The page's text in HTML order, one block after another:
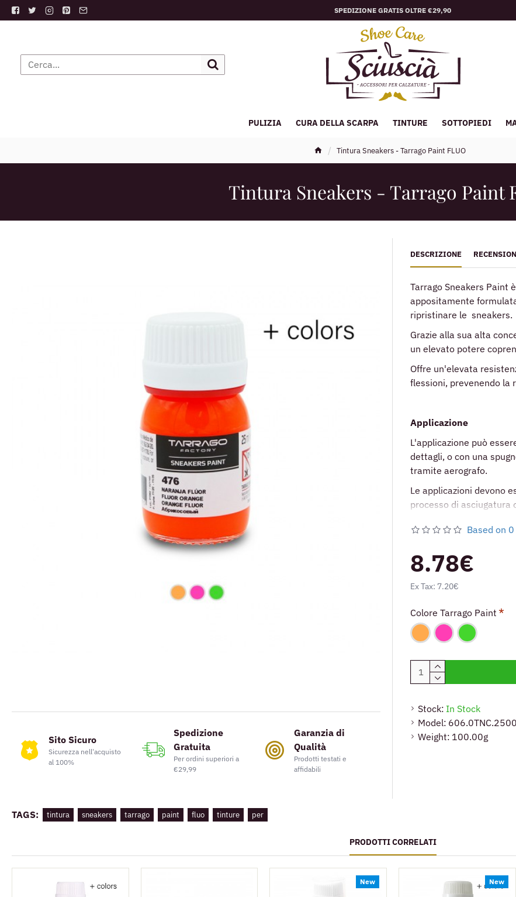
SPEDIZIONE GRATIS OLTRE €29,90
PULIZIA CURA DELLA SCARPA TINTURE SOTTOPIEDI
Tintura Sneakers - Tarrago Paint FLUO
Tintura Sneakers - Tarrago Paint
Sito Sicuro
Sicurezza nell'acquisto
al 100%
Spedizione
Gratuita
Per ordini superiori a
€29,99
Garanzia di
Qualità
Prodotti testati e
affidabili
DESCRIZIONE
Tarrago Sneakers Paint
appositamente
ripristinare le sneakers.
Grazie alla sua alta
un elevato potere
Offre un'elevata
flessioni, prevenendo la
Applicazione
L'applicazione può
dettagli, o con una
tramite aerografo.
Le applicazioni devono
processo di
È consigliato applicare
Per ottimizzare il
consigliato usufruire di
Per quanto riguarda
utilizzare come base il
risultato migliore.
Utilizzando il Tarrago de
Stock: In Stock
Model: 606.0TNC.2500
Weight: 100.00g
Based on
8.78€
Ex Tax: 7.20€
Colore Tarrago Paint
TAGS: tintura sneakers tarrago paint fluo tinture per
PRODOTTI CORRELATI
New New